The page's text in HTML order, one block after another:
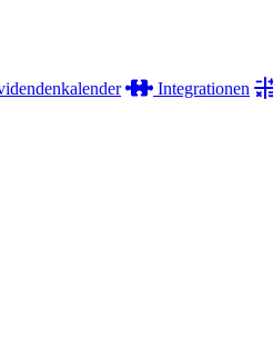
Integrationen